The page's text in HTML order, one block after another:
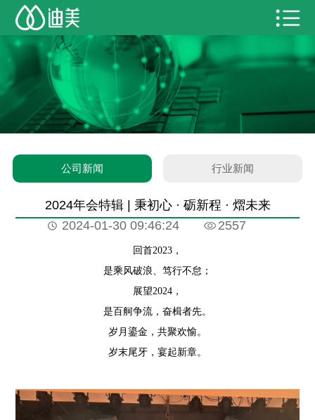
公司新闻 行业新闻
2024年会特辑 | 秉初心 · 砺新程 · 熠未来
2024-01-30 09:46:24
2557
回首2023，
是乘风破浪、笃行不怠；
展望2024，
是百舸争流，奋楫者先。
岁月鎏金，共聚欢愉。
岁末尾牙，宴起新章。